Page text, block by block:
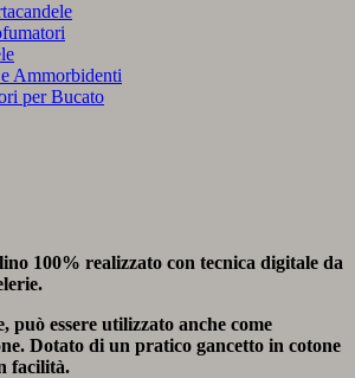
Ammorbidenti
per Bucato
100% realizzato con tecnica digitale da
può essere utilizzato anche come
Dotato di un pratico gancetto in cotone
facilità.